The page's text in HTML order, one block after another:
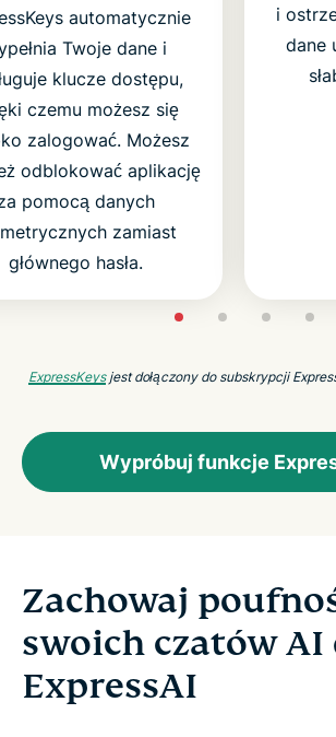
automatycznie
Twoje dane i
klucze dostępu,
czemu możesz się
zalogować. Możesz
odblokować aplikację
pomocą danych
zamiast
głównego hasła.
i
dane
ExpressKeysjest dołączony do subskrypcji
Wypróbuj funkcje
Zachowaj
swoich czatów
ExpressAI